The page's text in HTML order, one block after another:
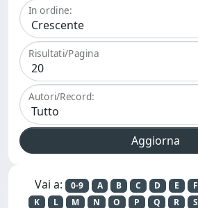
In ordine:
Risultati/Pagina
Autori/Record:
Vai a: 0-9 A B C D E F
K
L M N O P Q R S